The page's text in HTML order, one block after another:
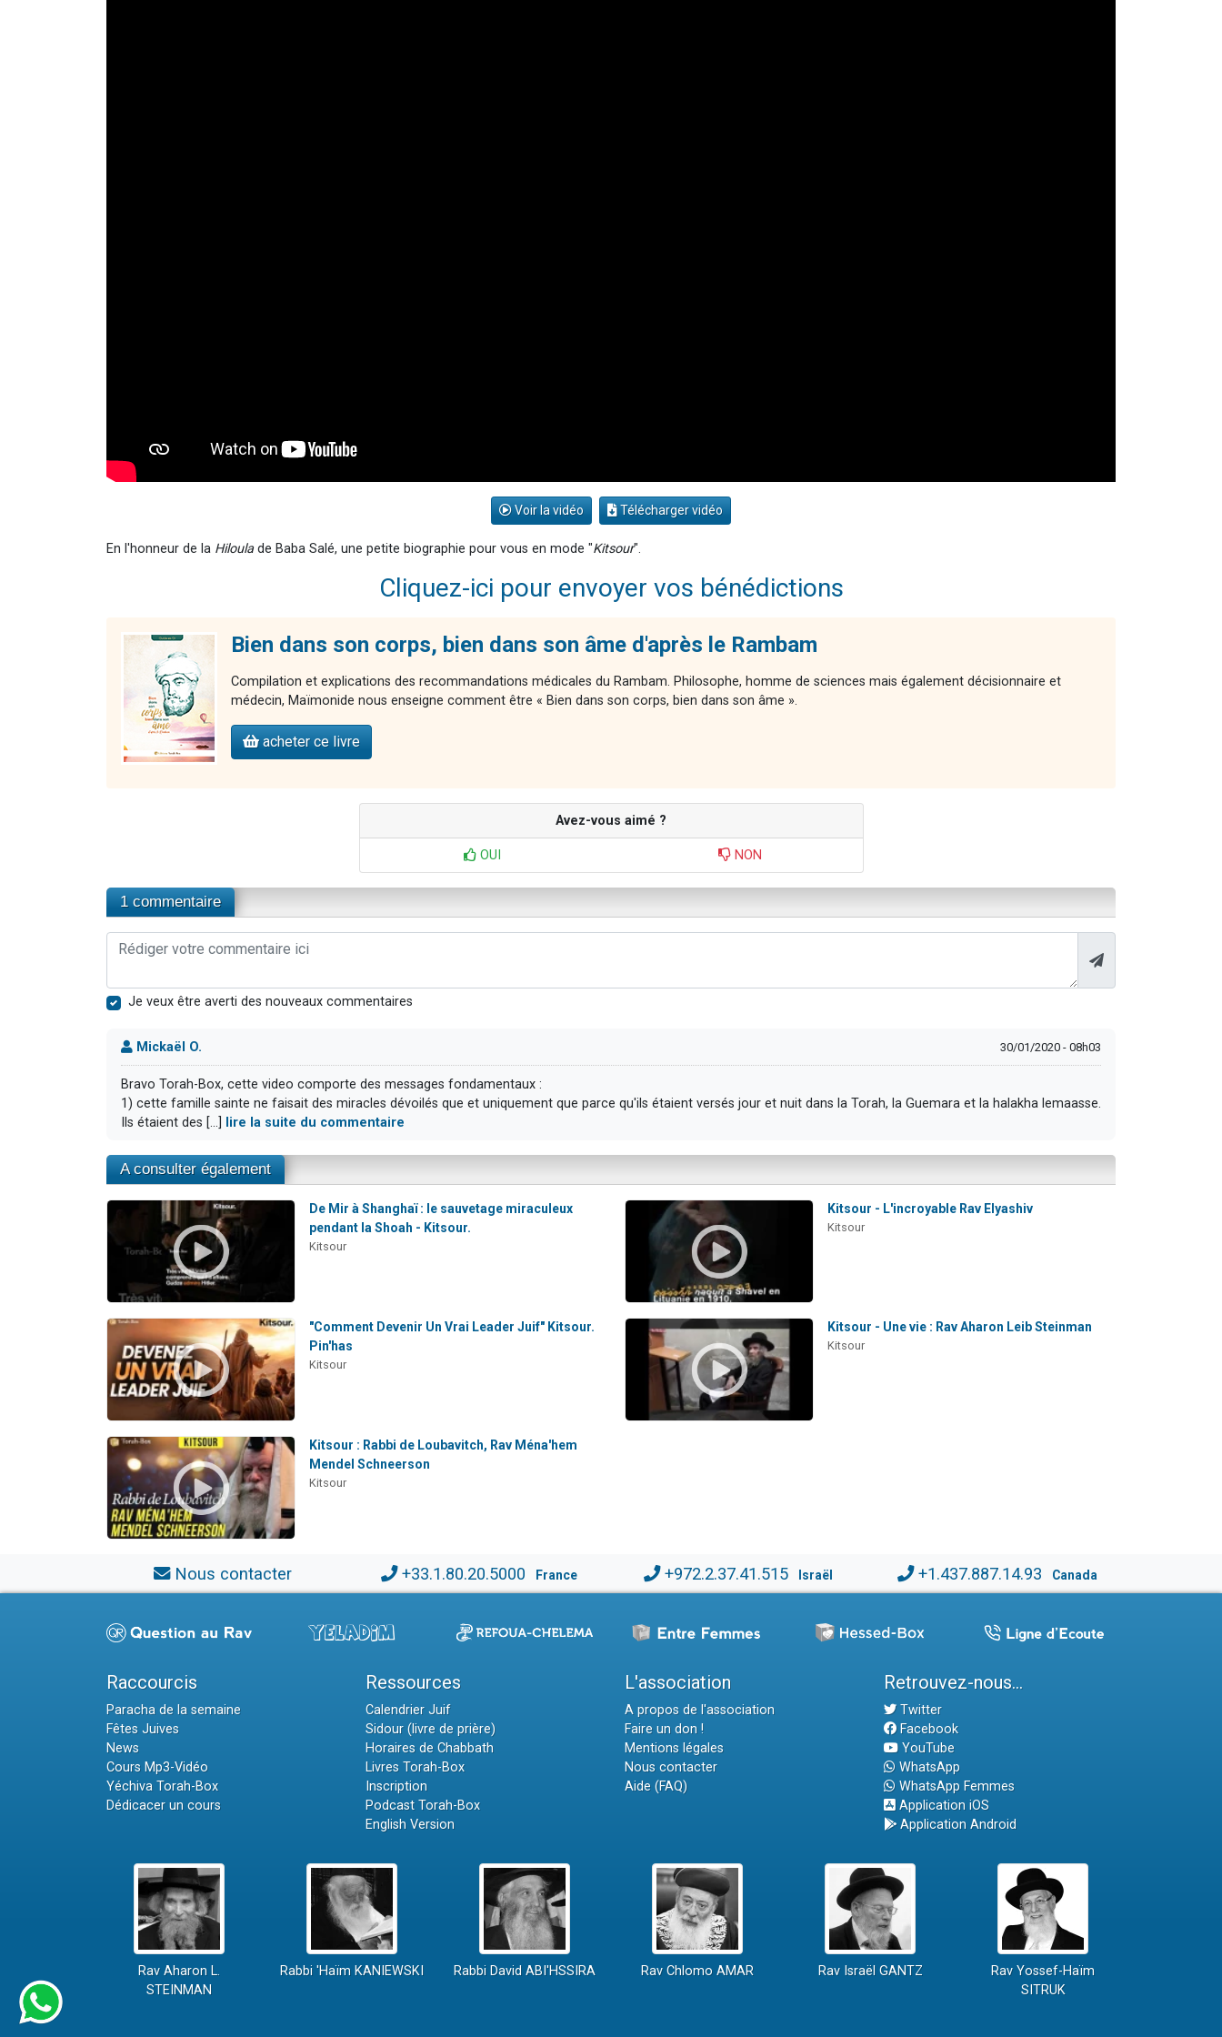
Voir la vidéo Télécharger vidéo
En l'honneur de la Hiloulade Baba Salé, une petite biographie pour vous en mode "Kitsour".
Cliquez-ici pour envoyer vos bénédictions
Bien dans son corps, bien dans son âme d'après le Rambam
Compilation et explications des recommandations médicales du Rambam. Philosophe, homme de sciences mais également décisionnaire et
médecin, Maïmonide nous enseigne comment être « Bien dans son corps, bien dans son âme ».
acheter ce livre
Avez-vous aimé ?
OUI NON
1 commentaire
Je veux être averti des nouveaux commentaires
Mickaël O. 30/01/2020 - 08h03
Bravo Torah-Box, cette video comporte des messages fondamentaux :
1) cette famille sainte ne faisait des miracles dévoilés que et uniquement que parce qu'ils étaient versés jour et nuit dans la Torah, la Guemara et la halakha lemaasse.
Ils étaient des [...]
lire la suite du commentaire
A consulter également
De Mir à Shanghaï : le sauvetage miraculeux
pendant la Shoah - Kitsour.
Kitsour
Kitsour - L'incroyable Rav Elyashiv
Kitsour
"Comment Devenir Un Vrai Leader Juif" Kitsour.
Pin'has
Kitsour
Kitsour - Une vie : Rav Aharon Leib Steinman
Kitsour
Kitsour : Rabbi de Loubavitch, Rav Ména'hem
Mendel Schneerson
Kitsour
Nous contacter +33.1.80.20.5000 France +972.2.37.41.515 Israël +1.437.887.14.93 Canada
Raccourcis
Paracha de la semaine
Fêtes Juives
News
Cours Mp3-Vidéo
Yéchiva Torah-Box
Dédicacer un cours
Ressources
Calendrier Juif
Sidour (livre de prière)
Horaires de Chabbath
Livres Torah-Box
Inscription
Podcast Torah-Box
English Version
L'association
A propos de l'association
Faire un don !
Mentions légales
Nous contacter
Aide (FAQ)
Retrouvez-nous...
Twitter
Facebook
YouTube
WhatsApp
WhatsApp Femmes
Application iOS
Application Android
Rav Aharon L.
STEINMAN
Rabbi 'Haïm KANIEWSKI Rabbi David ABI'HSSIRA Rav Chlomo AMAR Rav Israël GANTZ
Rav Yossef-Haïm
SITRUK